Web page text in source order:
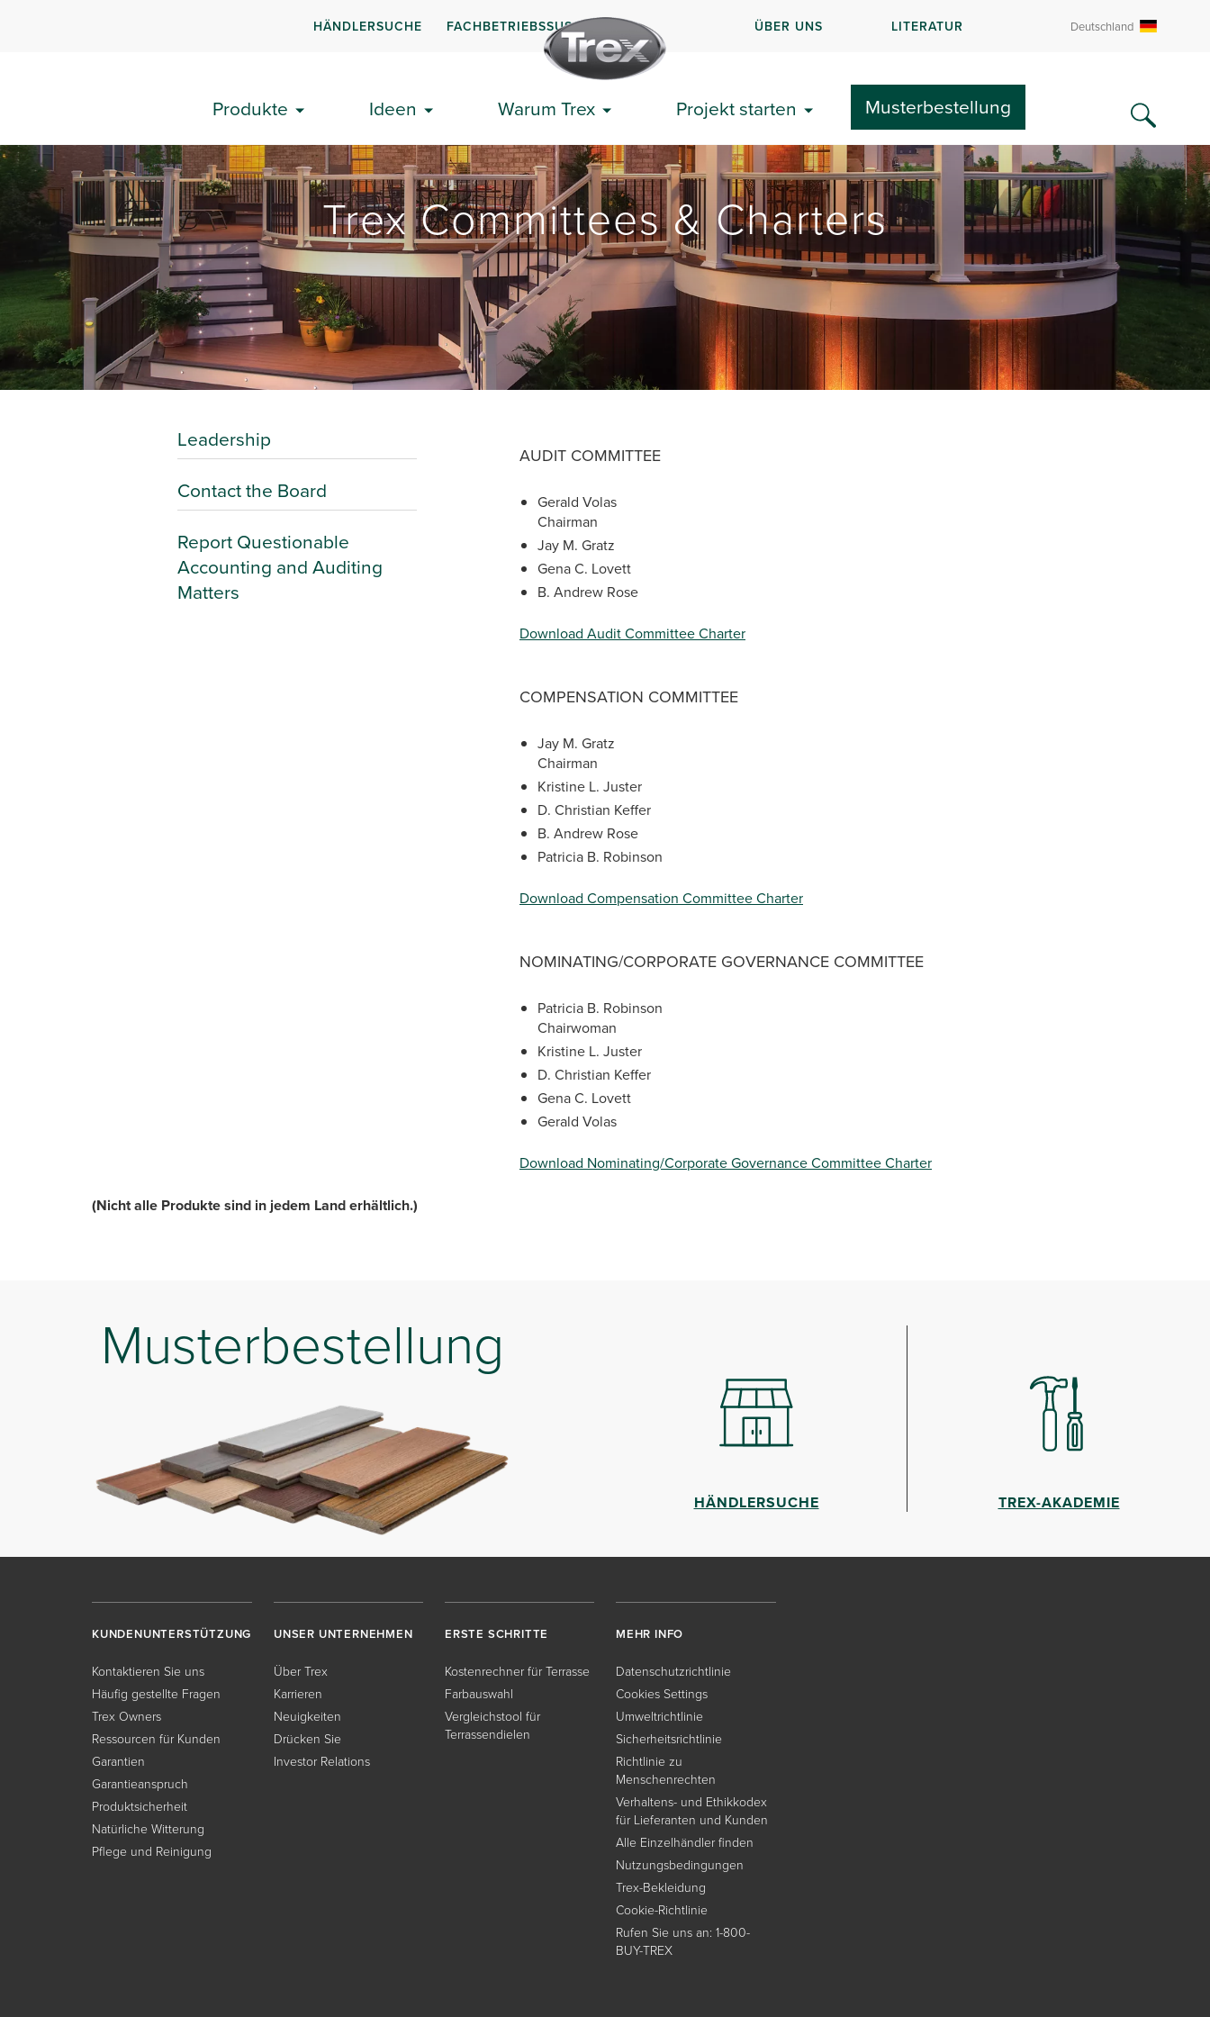
HÄNDLERSUCHE FACHBETRIEBSSUSCHE ÜBER UNS LITERATUR Deutschland
Produkte Ideen Warum Trex Projekt starten Musterbestellung
Trex Committees & Charters
Leadership
Contact the Board
Report Questionable
Accounting and Auditing
Matters
AUDIT COMMITTEE
Gerald Volas
Chairman
Jay M. Gratz
Gena C. Lovett
B. Andrew Rose
Download Audit Committee Charter
COMPENSATION COMMITTEE
Jay M. Gratz
Chairman
Kristine L. Juster
D. Christian Keffer
B. Andrew Rose
Patricia B. Robinson
Download Compensation Committee Charter
NOMINATING/CORPORATE GOVERNANCE COMMITTEE
Patricia B. Robinson
Chairwoman
Kristine L. Juster
D. Christian Keffer
Gena C. Lovett
Gerald Volas
Download Nominating/Corporate Governance Committee Charter
(Nicht alle Produkte sind in jedem Land erhältlich.)
Musterbestellung
HÄNDLERSUCHE TREX-AKADEMIE
KUNDENUNTERSTÜTZUNG
Kontaktieren Sie uns
Häufig gestellte Fragen
Trex Owners
Ressourcen für Kunden
Garantien
Garantieanspruch
Produktsicherheit
Natürliche Witterung
Pflege und Reinigung
UNSER UNTERNEHMEN
Über Trex
Karrieren
Neuigkeiten
Drücken Sie
Investor Relations
ERSTE SCHRITTE
Kostenrechner für Terrasse
Farbauswahl
Vergleichstool für
Terrassendielen
MEHR INFO
Datenschutzrichtlinie
Cookies Settings
Umweltrichtlinie
Sicherheitsrichtlinie
Richtlinie zu
Menschenrechten
Verhaltens- und Ethikkodex
für Lieferanten und Kunden
Alle Einzelhändler finden
Nutzungsbedingungen
Trex-Bekleidung
Cookie-Richtlinie
Rufen Sie uns an: 1-800-
BUY-TREX